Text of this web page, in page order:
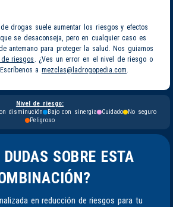
drogas suele aumentar los riesgos y efectos
se desaconseja, pero en cualquier caso es
antemano para proteger la salud. Nos guiamos
riesgos . ¿Ves un error en el nivel de riesgo o
a mezclas@ladrogopedia.com.
Nivel de riesgo:
disminución Bajo con sinergia Cuidado
No seguro
Peligroso
SOBRE ESTA
en reducción de riesgos para tu